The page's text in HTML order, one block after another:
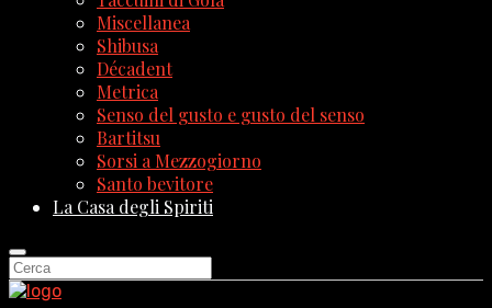
Miscellanea
Shibusa
Décadent
Metrica
Senso del gusto e gusto del senso
Bartitsu
Sorsi a Mezzogiorno
Santo bevitore
La Casa degli Spiriti